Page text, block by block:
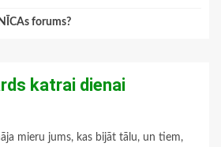
forums?
katrai dienai
mieru jums, kas bijāt tālu, un tiem,